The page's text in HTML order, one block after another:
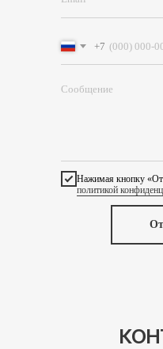
+7
Нажимая кнопку
политикой